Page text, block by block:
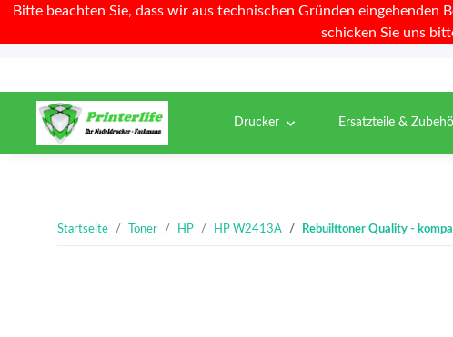
Bitte beachten Sie, dass wir aus technischen Gründen eingehenden
schicken Sie uns
Drucker Ersatzteile &
Startseite Toner HP HP W2413A Rebuilttoner Quality -